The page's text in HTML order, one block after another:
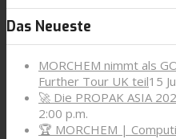
Das Neueste
MORCHEM nimmt als
Further Tour UK teil15
🚀 Die PROPAK ASIA
2:00 p.m.
🏆 MORCHEM |